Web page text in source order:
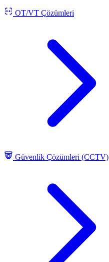
OT/VT Çözümleri
Güvenlik Çözümleri (CCTV)